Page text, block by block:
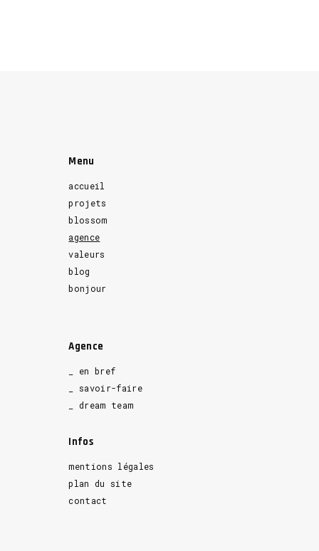
Menu
accueil
projets
blossom
agence
valeurs
blog
bonjour
Agence
_ en bref
_ savoir-faire
_ dream team
Infos
mentions légales
plan du site
contact